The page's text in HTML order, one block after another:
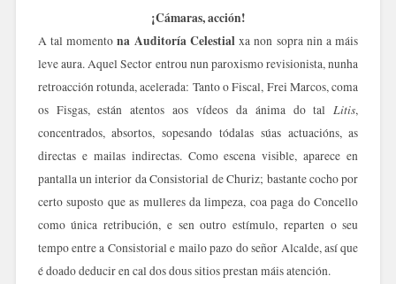
¡Cámaras, acción!
A tal momentona Auditoría Celestialxa non sopra nin a máis
leve aura. Aquel Sector entrou nun paroxismo revisionista, nunha
retroacción rotunda, acelerada: Tanto o Fiscal, Frei Marcos, coma
os Fisgas, están atentos aos vídeos da ánima do talLitis,
concentrados, absortos, sopesando tódalas súas actuacións, as
directas e mailas indirectas. Como escena visible, aparece en
pantalla un interior da Consistorial de Churiz; bastante cocho por
certo suposto que as mulleres da limpeza, coa paga do Concello
como única retribución, e sen outro estímulo, reparten o seu
tempo entre a Consistorial e mailo pazo do señor Alcalde, así que
é doado deducir en cal dos dous sitios prestan máis atención.